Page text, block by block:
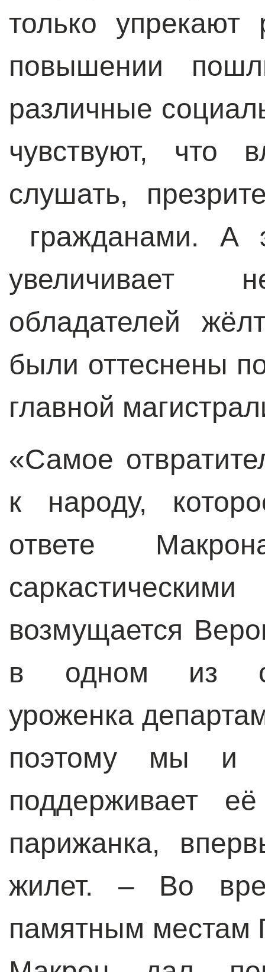
только упрекают
повышении
различные
чувствуют, что
слушать,
гражданами. А
увеличивает
обладателей
были оттеснены
главной
«Самое
к народу,
ответе
возмущается
в одном из
уроженка
поэтому мы и
поддерживает
парижанка,
жилет. – Во
памятным местам